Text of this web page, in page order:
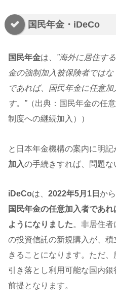
国民年金・iDeCo
国民年金は、 ”海外に居住す
金の強制加入被保険者では
であれば、国民年金に任意
す。”（出典：国民年金の任
制度への継続加入））
と日本年金機構の案内に明
加入の手続きすれば、問題な
iDeCoは、 2022年5月1日 か
国民年金の任意加入者であれ
ようになりました。非居住者
の投資信託の新規購入が、
きることになります。ただ
引き落とし利用可能な国内
前提となります。